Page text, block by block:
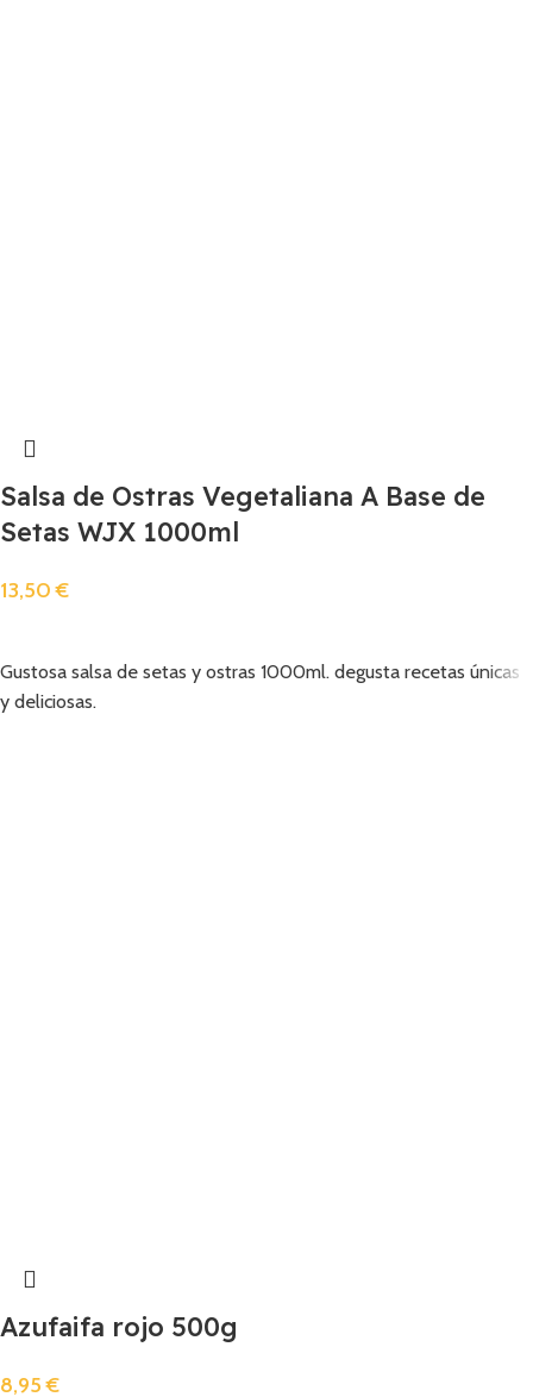
Salsa de Ostras Vegetaliana A Base de
Setas WJX 1000ml
13,50€
Gustosa salsa de setas y ostras 1000ml. degusta recetas únicas
y deliciosas.
Azufaifa rojo 500g
8,95€